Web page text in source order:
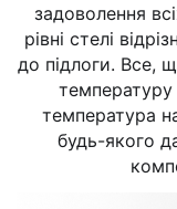
задоволення
рівні стелі
до підлоги. Все,
температуру
температура
будь-якого